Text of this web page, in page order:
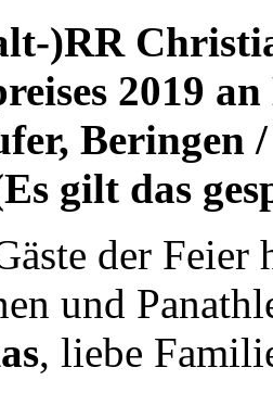
)RR
2019
Beringen
gilt das
der
und
, liebe